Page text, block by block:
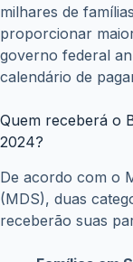
milhares de
proporcionar
governo federal
calendário de
Quem receberá o
2024?
De acordo com o
(MDS), duas
receberão suas